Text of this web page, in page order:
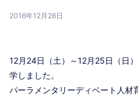
2016年12月26日
12月24日（土）～12月25日（日
学しました。
パーラメンタリーディベート人材